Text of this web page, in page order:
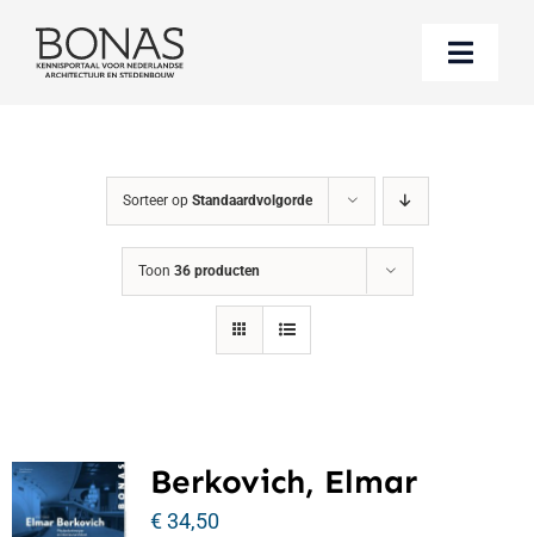
naar
Toggle
Boeken bestellen
Over BONAS
Sorteer op Standaardvolgorde
Toon 36 producten
Berkovich, Elmar
€34,50